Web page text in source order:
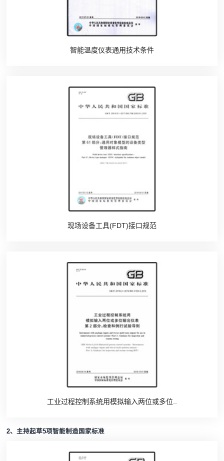
智能温度仪表通用技术条件
现场设备工具(FDT)接口规范
工业过程控制系统用模拟输入两位或多位..
2、主持起草5项智能制造国家标准